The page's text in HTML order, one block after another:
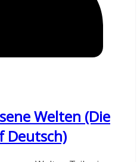
Welten (Die
Deutsch)